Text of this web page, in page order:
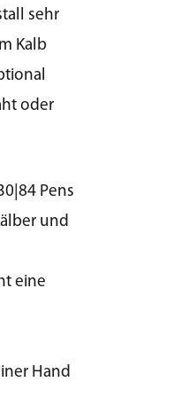
sehr
Kalb
oder
Pens
und
eine
Hand